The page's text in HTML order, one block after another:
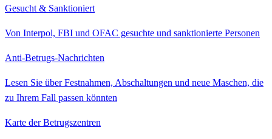
Gesucht & Sanktioniert
Von Interpol, FBI und OFAC gesuchte und sanktionierte Personen
Anti-Betrugs-Nachrichten
Lesen Sie über Festnahmen, Abschaltungen und neue Maschen, die
zu Ihrem Fall passen könnten
Karte der Betrugszentren